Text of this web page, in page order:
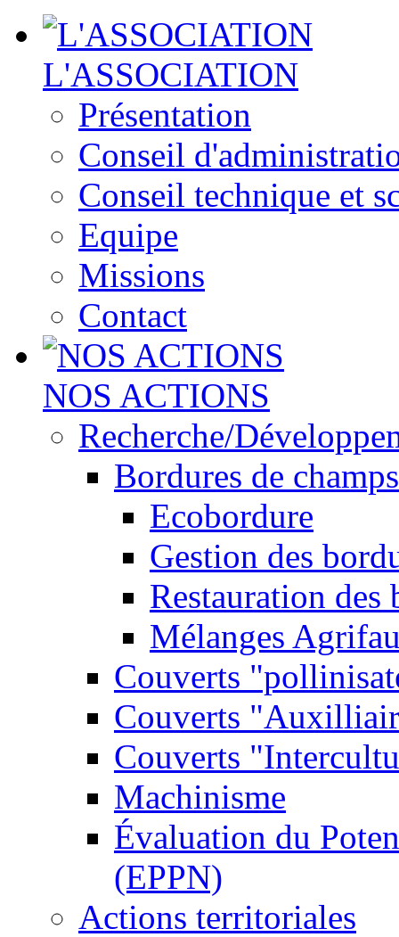
L'ASSOCIATION
Présentation
Conseil
Conseil technique et
Equipe
Missions
Contact
NOS ACTIONS
Recherche/
Bordures de champs
Ecobordure
Gestion des
Restauration des
Mélanges
Couverts
Couverts
Couverts
Machinisme
Évaluation du
(EPPN)
Actions territoriales